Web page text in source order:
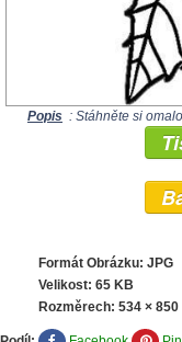
Popis : Stáhněte si
Formát Obrázku: JPG
Velikost: 65 KB
Rozměrech: 534 × 850